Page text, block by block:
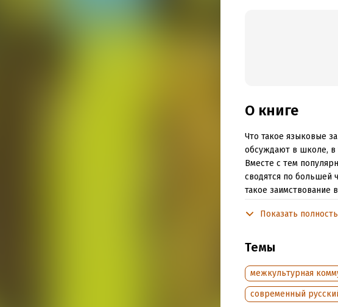
О книге
Что такое языковые
обсуждают в школе, в
Вместе с тем
сводятся по большей
такое заимствование
заимствований (речь
культуры, истории и
испанскому и более
Эта информационно
Показать
Темы
межкультурная
современный